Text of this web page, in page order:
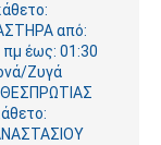
από:
πμ έως: 01:30
Ζυγά